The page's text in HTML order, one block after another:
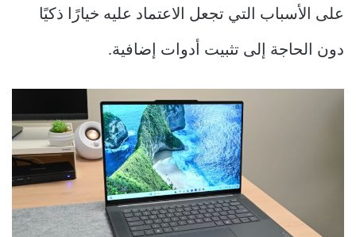
على الأسباب التي تجعل الاعتماد عليه خيارًا ذكيًا
دون الحاجة إلى تثبيت أدوات إضافية.